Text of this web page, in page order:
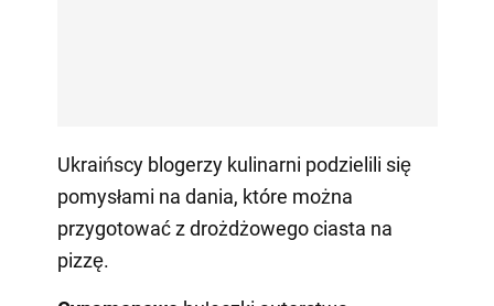
Ukraińscy blogerzy kulinarni podzielili się
pomysłami na dania, które można
przygotować z drożdżowego ciasta na
pizzę.